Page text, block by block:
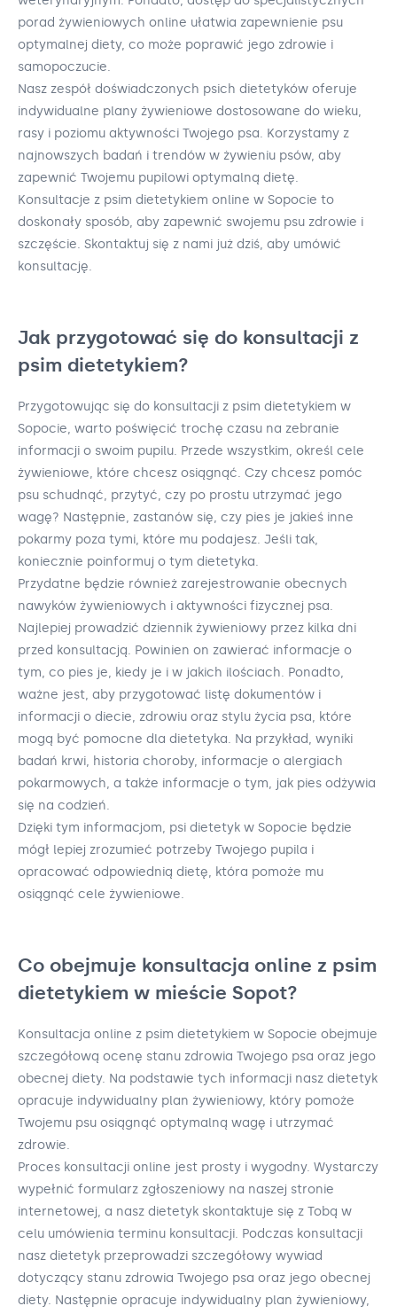
porad żywieniowych online ułatwia zapewnienie psu
optymalnej diety, co może poprawić jego zdrowie i
samopoczucie.
Nasz zespół doświadczonych psich dietetyków oferuje
indywidualne plany żywieniowe dostosowane do wieku,
rasy i poziomu aktywności Twojego psa. Korzystamy z
najnowszych badań i trendów w żywieniu psów, aby
zapewnić Twojemu pupilowi optymalną dietę.
Konsultacje z psim dietetykiem online w Sopocie to
doskonały sposób, aby zapewnić swojemu psu zdrowie i
szczęście. Skontaktuj się z nami już dziś, aby umówić
konsultację.
Jak przygotować się do konsultacji z
psim dietetykiem?
Przygotowując się do konsultacji z psim dietetykiem w
Sopocie, warto poświęcić trochę czasu na zebranie
informacji o swoim pupilu. Przede wszystkim, określ cele
żywieniowe, które chcesz osiągnąć. Czy chcesz pomóc
psu schudnąć, przytyć, czy po prostu utrzymać jego
wagę? Następnie, zastanów się, czy pies je jakieś inne
pokarmy poza tymi, które mu podajesz. Jeśli tak,
koniecznie poinformuj o tym dietetyka.
Przydatne będzie również zarejestrowanie obecnych
nawyków żywieniowych i aktywności fizycznej psa.
Najlepiej prowadzić dziennik żywieniowy przez kilka dni
przed konsultacją. Powinien on zawierać informacje o
tym, co pies je, kiedy je i w jakich ilościach. Ponadto,
ważne jest, aby przygotować listę dokumentów i
informacji o diecie, zdrowiu oraz stylu życia psa, które
mogą być pomocne dla dietetyka. Na przykład, wyniki
badań krwi, historia choroby, informacje o alergiach
pokarmowych, a także informacje o tym, jak pies odżywia
się na codzień.
Dzięki tym informacjom, psi dietetyk w Sopocie będzie
mógł lepiej zrozumieć potrzeby Twojego pupila i
opracować odpowiednią dietę, która pomoże mu
osiągnąć cele żywieniowe.
Co obejmuje konsultacja online z psim
dietetykiem w mieście Sopot?
Konsultacja online z psim dietetykiem w Sopocie obejmuje
szczegółową ocenę stanu zdrowia Twojego psa oraz jego
obecnej diety. Na podstawie tych informacji nasz dietetyk
opracuje indywidualny plan żywieniowy, który pomoże
Twojemu psu osiągnąć optymalną wagę i utrzymać
zdrowie.
Proces konsultacji online jest prosty i wygodny. Wystarczy
wypełnić formularz zgłoszeniowy na naszej stronie
internetowej, a nasz dietetyk skontaktuje się z Tobą w
celu umówienia terminu konsultacji. Podczas konsultacji
nasz dietetyk przeprowadzi szczegółowy wywiad
dotyczący stanu zdrowia Twojego psa oraz jego obecnej
diety. Następnie opracuje indywidualny plan żywieniowy,